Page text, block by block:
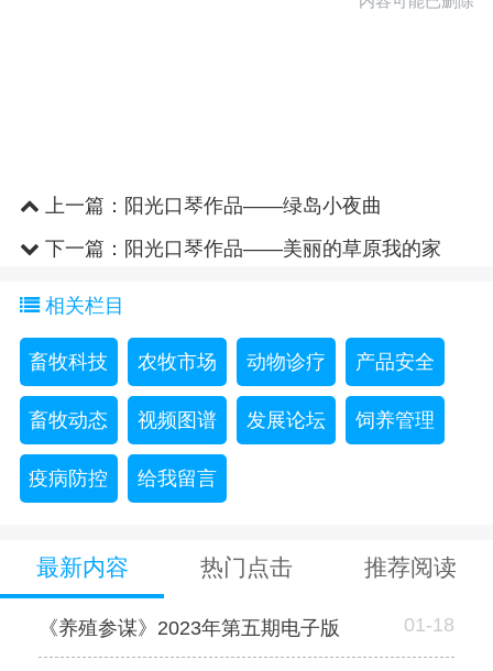
上一篇： 阳光口琴作品——绿岛小夜曲
下一篇： 阳光口琴作品——美丽的草原我的家
相关栏目
畜牧科技 农牧市场 动物诊疗 产品安全
畜牧动态 视频图谱 发展论坛 饲养管理
疫病防控 给我留言
最新内容 热门点击 推荐阅读
《养殖参谋》2023年第五期电子版 01-18